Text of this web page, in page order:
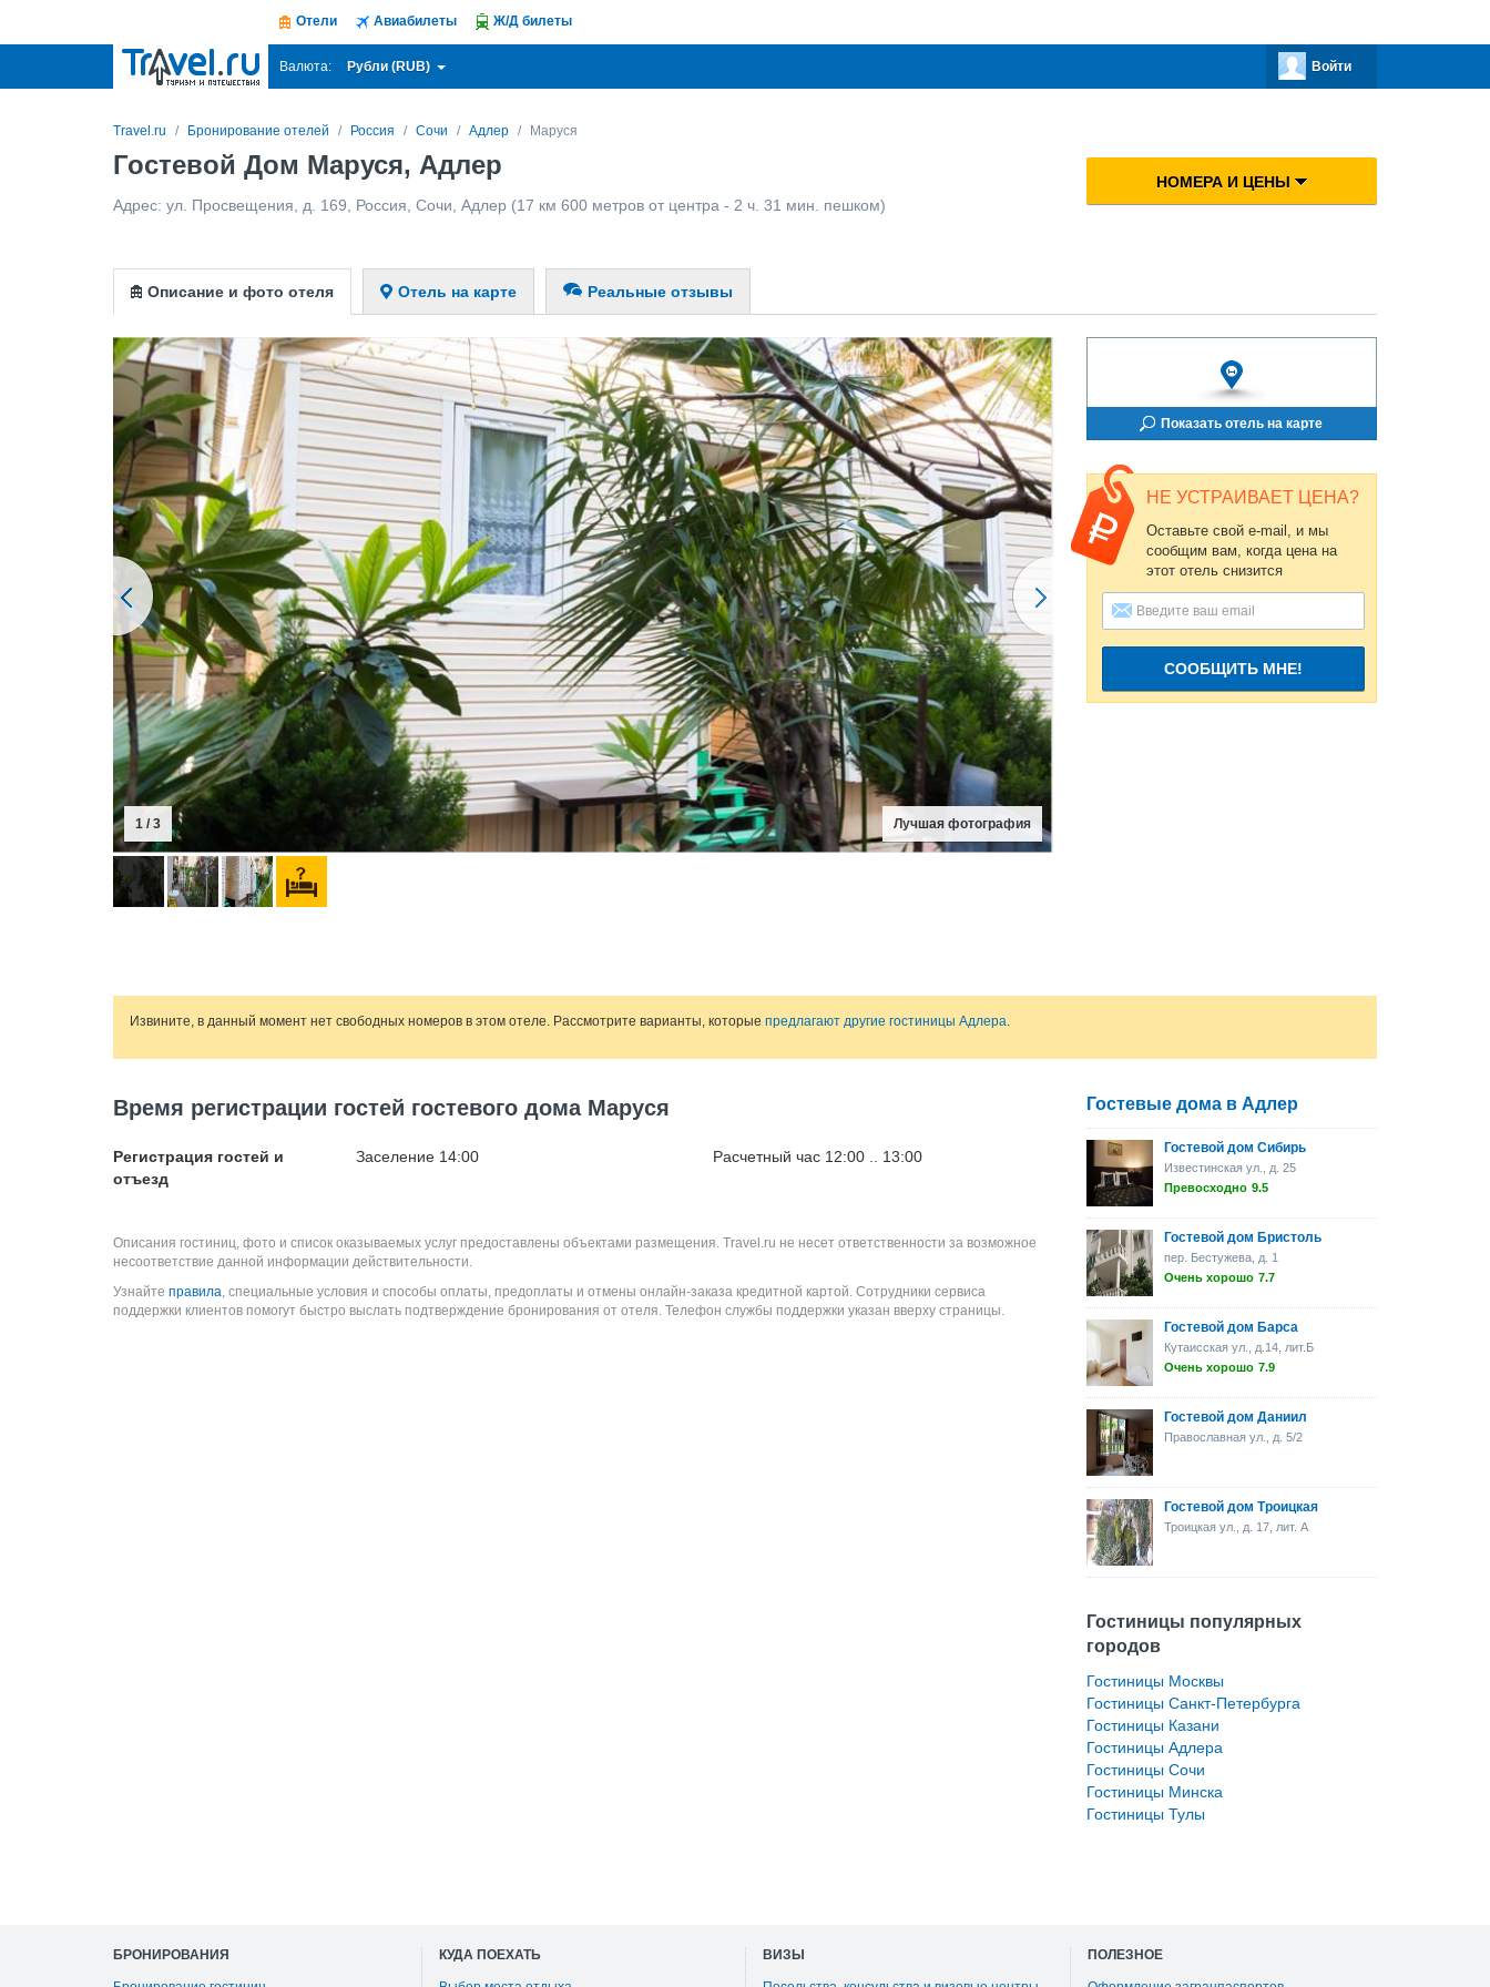
Отели Авиабилеты Ж/Д билеты
Валюта: Рубли (RUB) Войти
Travel.ru Бронирование отелей Россия Сочи Адлер Маруся
Гостевой Дом Маруся, Адлер
Адрес: ул. Просвещения, д. 169 Россия Сочи Адлер (17 км 600 метров от центра - 2 ч. 31 мин. пешком)
НОМЕРА И ЦЕНЫ
Описание и фото отеля Отель на карте Реальные отзывы
1 / 3 Лучшая фотография
Показать отель на карте
НЕ УСТРАИВАЕТ ЦЕНА?
Оставьте свой e-mail, и мы
сообщим вам, когда цена на
этот отель снизится
СООБЩИТЬ МНЕ!
Извините, в данный момент нет свободных номеров в этом отеле. Рассмотрите варианты, которые предлагают другие гостиницы Адлера.
Время регистрации гостей гостевого дома Маруся
Регистрация гостей и
отъезд
Заселение 14:00 Расчетный час 12:00 .. 13:00
Описания гостиниц, фото и список оказываемых услуг предоставлены объектами размещения. Travel.ru не несет ответственности за возможное
несоответствие данной информации действительности.
Узнайте правила, специальные условия и способы оплаты, предоплаты и отмены онлайн-заказа кредитной картой. Сотрудники сервиса
поддержки клиентов помогут быстро выслать подтверждение бронирования от отеля. Телефон службы поддержки указан вверху страницы.
Гостевые дома в Адлер
Гостевой дом Сибирь
Известинская ул., д. 25
Превосходно 9.5
Гостевой дом Бристоль
пер. Бестужева, д. 1
Очень хорошо 7.7
Гостевой дом Барса
Кутаисская ул., д.14, лит.Б
Очень хорошо 7.9
Гостевой дом Даниил
Православная ул., д. 5/2
Гостевой дом Троицкая
Троицкая ул., д. 17, лит. А
Гостиницы популярных
городов
Гостиницы Москвы
Гостиницы Санкт-Петербурга
Гостиницы Казани
Гостиницы Адлера
Гостиницы Сочи
Гостиницы Минска
Гостиницы Тулы
БРОНИРОВАНИЯ КУДА ПОЕХАТЬ ВИЗЫ ПОЛЕЗНОЕ